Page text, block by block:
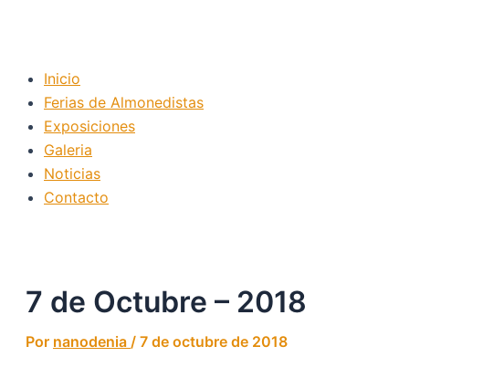
Inicio
Ferias de Almonedistas
Exposiciones
Galeria
Noticias
Contacto
7 de Octubre – 2018
Por nanodenia / 7 de octubre de 2018